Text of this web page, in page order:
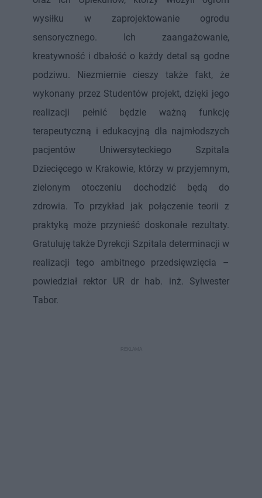
wysiłku w zaprojektowanie ogrodu
sensorycznego. Ich zaangażowanie,
kreatywność i dbałość o każdy detal są godne
podziwu. Niezmiernie cieszy także fakt, że
wykonany przez Studentów projekt, dzięki jego
realizacji pełnić będzie ważną funkcję
terapeutyczną i edukacyjną dla najmłodszych
pacjentów Uniwersyteckiego Szpitala
Dziecięcego w Krakowie, którzy w przyjemnym,
zielonym otoczeniu dochodzić będą do
zdrowia. To przykład jak połączenie teorii z
praktyką może przynieść doskonałe rezultaty.
Gratuluję także Dyrekcji Szpitala determinacji w
realizacji tego ambitnego przedsięwzięcia –
powiedział rektor UR dr hab. inż. Sylwester
Tabor.